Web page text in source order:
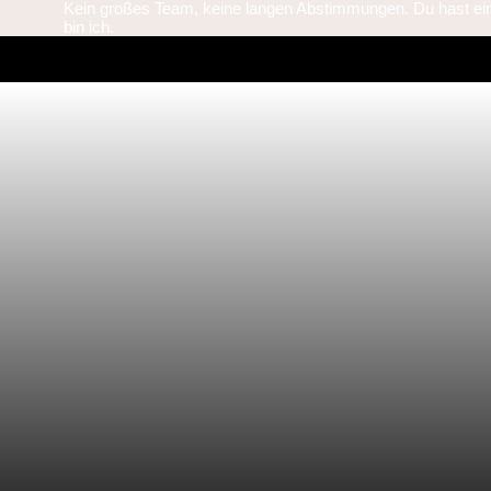
Kein großes Team, keine langen Abstimmungen. Du hast
bin ich.